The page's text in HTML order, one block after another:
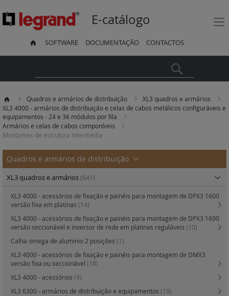
E-catálogo
SOFTWARE DOCUMENTAÇÃO CONTACTOS
Quadros e armários de distribuição
XL3 quadros e armários
XL3 4000 - armários de distribuição e celas de cabos metálicos configuráveis e
equipamentos - 24 e 36 módulos por fila
Armários e celas de cabos componíveis
Montantes de estrutura intermédia
Quadros e armários de distribuição
XL3 quadros e armários(641)
XL3 4000 - acessórios de fixação e painéis para montagem de DPX3 1600
versão fixa em platinas (14)
XL3 4000 - acessórios de fixação e painéis para montagem de DPX3 1600
versão seccionável e inversor de rede em platinas reguláveis (10)
Calha omega de alumínio 2 posições (1)
XL3 4000 - acessórios de fixação e painéis para montagem de DMX3
versão fixa ou seccionável (18)
XL3 4000 - acessórios (9)
XL3 6300 - armários de distribuição e equipamentos (19)